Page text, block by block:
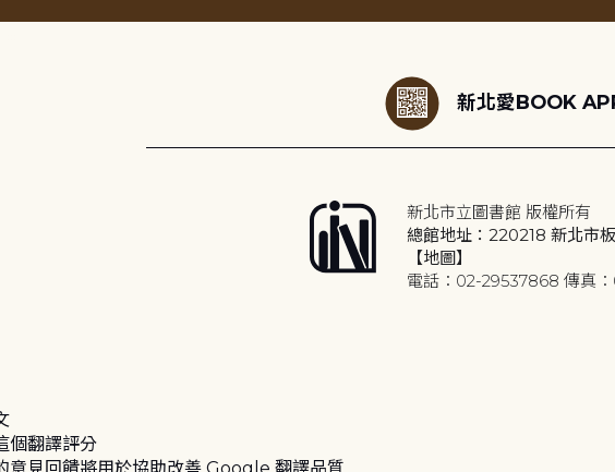
新北愛BOOK
新北市立圖書館 版權所有
總館地址：220218 新北市
【地圖】
電話：02-29537868 傳真
個翻譯評分